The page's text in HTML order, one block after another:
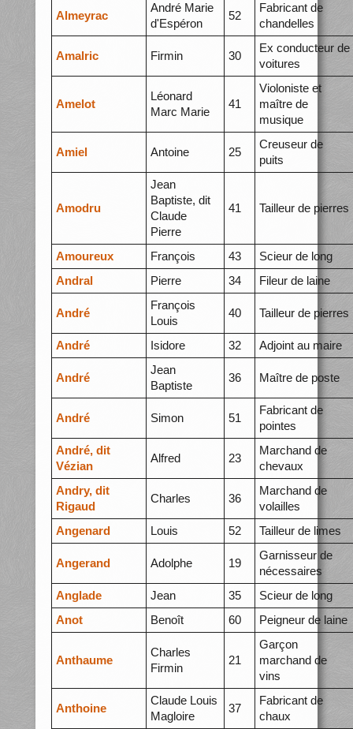
Almeyrac
André Marie
d'Espéron
52
Fabricant de
chandelles
Amalric Firmin 30
Ex conducteur de
voitures
Amelot
Léonard
Marc Marie
41
Violoniste et
maître de
musique
Amiel Antoine 25
Creuseur de
puits
Amodru
Jean
Baptiste, dit
Claude
Pierre
41 Tailleur de pierres
Amoureux François 43
Scieur de long
Andral
Pierre 34 Fileur de laine
André
François
Louis
40 Tailleur de pierres
André Isidore 32 Adjoint au maire
André
Jean
Baptiste
36 Maître de poste
André Simon 51
Fabricant de
pointes
André, dit
Vézian
Alfred 23
Marchand de
chevaux
Andry, dit
Rigaud
Charles 36
Marchand de
volailles
Angenard
Louis 52 Tailleur de limes
Angerand Adolphe 19
Garnisseur de
nécessaires
Anglade
Jean 35
Scieur de long
Anot
Benoît 60 Peigneur de laine
Anthaume
Charles
Firmin
21
Garçon
marchand de
vins
Anthoine
Claude Louis
Magloire
37
Fabricant de
chaux